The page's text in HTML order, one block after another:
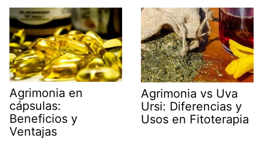
Agrimonia en
cápsulas:
Beneficios y
Ventajas
Agrimonia vs Uva
Ursi: Diferencias y
Usos en Fitoterapia